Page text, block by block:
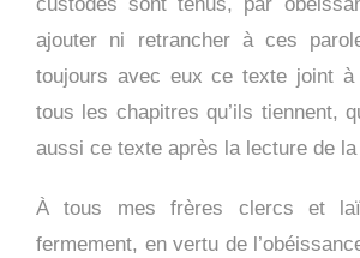
ajouter ni retrancher à ces
toujours avec eux ce texte joint à
tous les chapitres qu’ils tiennent,
aussi ce texte après la lecture de la
À tous mes frères clercs et
fermement, en vertu de